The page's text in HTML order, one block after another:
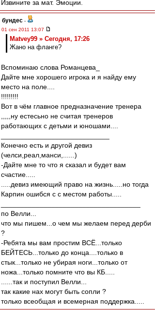
Извините за мат. Эмоции.
бундес -
01 сен 2011 13:07
Matvey99 » Сегодня, 17:26
Жано на фланге?
Вспоминаю слова Романцева_
Дайте мне хорошего игрока и я найду ему
место на поле....
!!!!!!!!!
Вот в чём главное предназначение тренера
,,,,,ну естесьно не считая тренеров
работающих с детьми и юношами....
Конечно есть и другой девиз
(челси,реал,манси,......)
-Дайте мне то что я сказал и будет вам
счастие.....
.....девиз имеющий право на жизнь.....но тогда
Карпин ошибся с с местом работы.....
по Велли...
что мы пишем...о чем мы желаем перед дерби
?
-Ребята мы вам простим ВСЁ...только
БЕЙТЕСЬ...только до конца....только в
стык...только не убирая ноги...только от
ножа...только помните что вы КБ.....
......так и поступил Велли...
так какие нах могут быть сопли ?
только всеобщая и всемерная поддержка.....